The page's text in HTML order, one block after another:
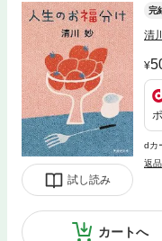
試し読み
完
清
dカ
返
カートへ